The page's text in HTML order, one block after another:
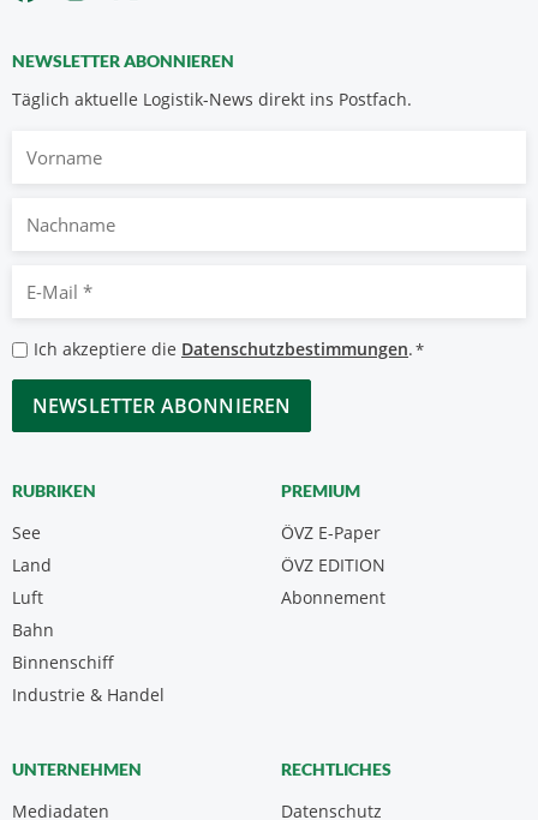
NEWSLETTER ABONNIEREN
Täglich aktuelle Logistik-News direkt ins Postfach.
Nachname
Mail
*
Datenschutzbestimmungen
*
Ich akzeptiere die Datenschutzbestimmungen.*
CAPTCHA
RUBRIKEN
See
Land
Luft
Bahn
Binnenschiff
Industrie & Handel
PREMIUM
ÖVZ E-Paper
Abonnement
ÖVZ EDITION
UNTERNEHMEN
Mediadaten
RECHTLICHES
Datenschutz